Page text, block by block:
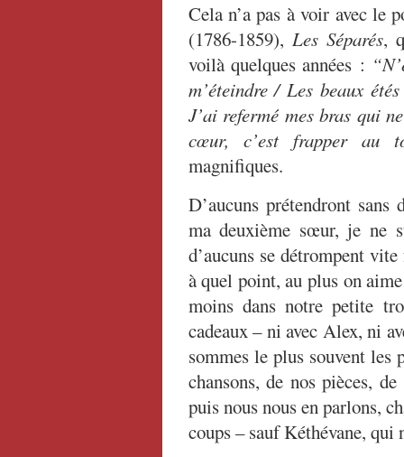
Cela n’a pas à voir avec le
(1786-1859), Les Séparés,
voilà quelques années :
m’éteindre / Les beaux
J’ai refermé mes bras qui
cœur, c’est frapper au
magnifiques.
D’aucuns prétendront
ma deuxième sœur, je ne
d’aucuns se détrompent
à quel point, au plus on
moins dans notre petite
cadeaux – ni avec Alex, ni
sommes le plus souvent les
chansons, de nos pièces,
puis nous nous en parlons,
coups – sauf Kéthévane, qui